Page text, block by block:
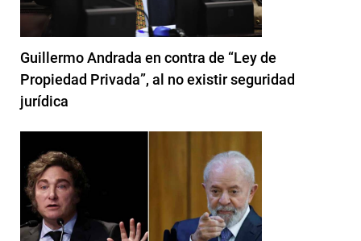
Guillermo Andrada en contra de “Ley de
Propiedad Privada”, al no existir seguridad
jurídica